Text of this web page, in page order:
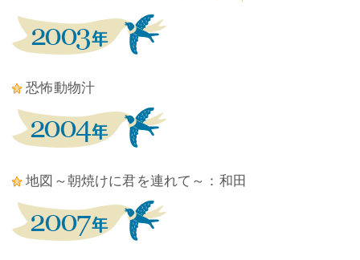
恐怖動物汁
地図～朝焼けに君を連れて～：和田